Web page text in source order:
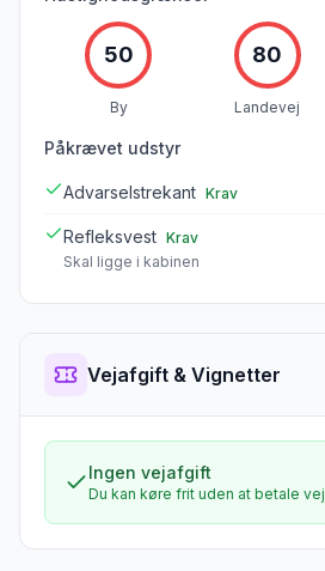
Charmerende vinlandsby med
tavernaer
Lyrarakis vingård Valgfri
Smagning af lokale
Kotsifali
Samlet tid (inkl. stop):
50
By
80
Landevej
Påkrævet udstyr
Advarselstrekant Krav
Refleksvest Krav
Skal ligge i kabinen
Vejafgift & Vignetter
Ingen vejafgift
Du kan køre frit uden at betale